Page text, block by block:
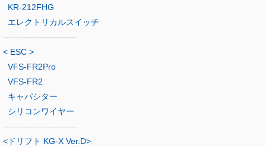
KR-212FHG
エレクトリカルスイッチ
-------------------------
< ESC >
VFS-FR2Pro
VFS-FR2
キャパシター
シリコンワイヤー
-------------------------
<ドリフト KG-X Ver.D>